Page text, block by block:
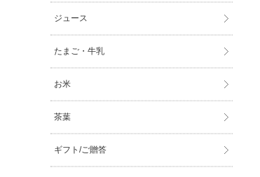
ジュース
たまご・牛乳
お米
茶葉
ギフト/ご贈答